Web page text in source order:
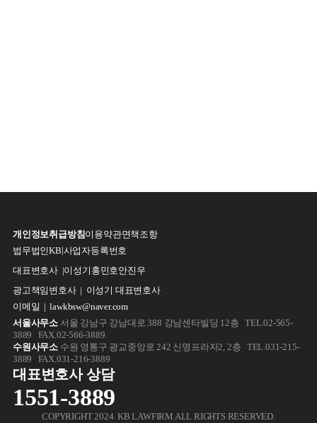
개인정보취급방침이용약관면책조항
법무법인KB|사업자등록번호
대표변호사 |이성기 홍민호안진우
광고책임변호사 | 이성기 대표변호사
이메일 | lawkbsw@naver.com
서울사무소 서울 강남구 강남대로 388 강남센타빌딩 12층 TEL.02-565-
3889 FAX.02-566-3889
수원사무소 수원 영통구 광교중앙로 242 신명프라자2, 2층 TEL.031-215-
3889 FAX.031-216-3889
대표변호사 상담
1551-3889
COPYRIGHT 2024. KB LAWFIRM ALL RIGHTS RESERVED.